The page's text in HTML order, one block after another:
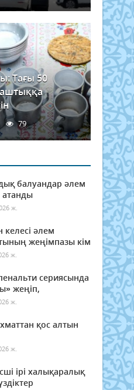
Тағы 50
79
балуандар әлем
ж.
әлем
жеңімпазы кім
ж.
сериясында
жеңіп,
ж.
қос алтын
ж.
ірі халықаралық